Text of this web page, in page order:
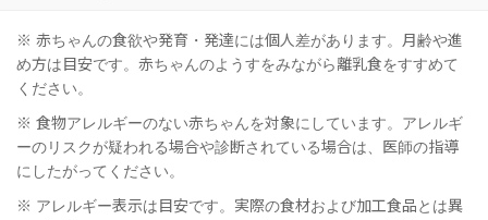
※ 赤ちゃんの食欲や発育・発達には個人差があります。月齢や進
め方は目安です。赤ちゃんのようすをみながら離乳食をすすめて
ください。
※ 食物アレルギーのない赤ちゃんを対象にしています。アレルギ
ーのリスクが疑われる場合や診断されている場合は、医師の指導
にしたがってください。
※ アレルギー表示は目安です。実際の食材および加工食品とは異